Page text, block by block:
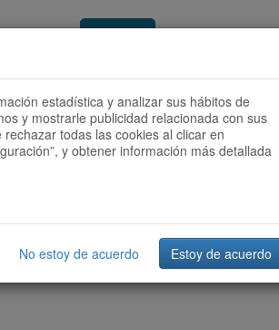
Accedeix Registra't ara
Com funciona
Ordenar per: Més recents
estadística y analizar sus hábitos de
y mostrarle publicidad relacionada con sus
todas las cookies al clicar en
y obtener información más detallada
No estoy de acuerdo Estoy de acuerdo